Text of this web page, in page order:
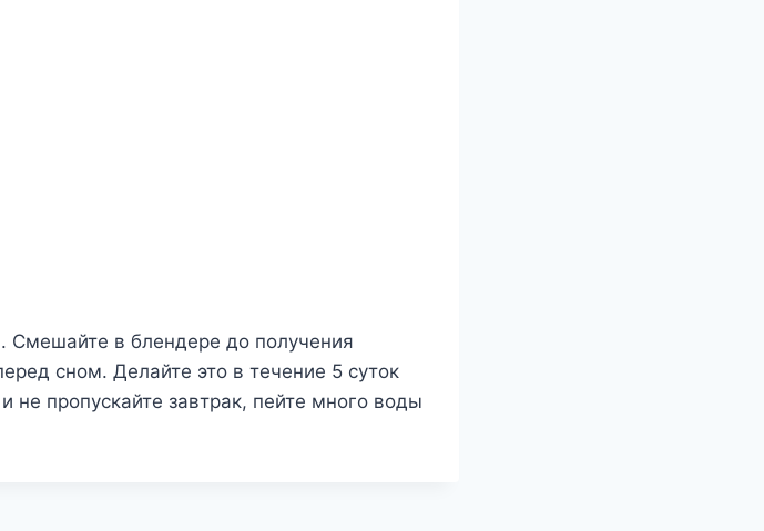
Смешайте в блендере до получения
сном. Делайте это в течение 5 суток
пропускайте завтрак, пейте много воды